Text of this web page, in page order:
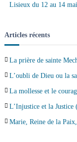
sLisieux du 12 au 14
Articles récents
La prière de sainte
L’oubli de Dieu ou la
La mollesse et le
L’Injustice et la Justice
Marie, Reine de la